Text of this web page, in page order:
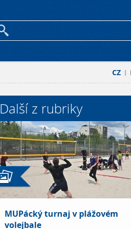
CZ |
Další z rubriky
MUPácký turnaj v plážovém
volejbale